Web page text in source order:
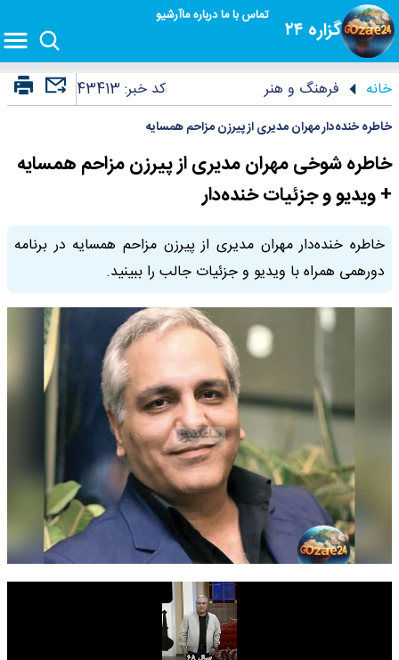
گزاره ۲۴
تماس با مادرباره ماآرشیو
خانه فرهنگ و هنر کد خبر: 43413
خاطره خنده‌دار مهران مدیری از پیرزن مزاحم همسایه
خاطره شوخی مهران مدیری از پیرزن مزاحم همسایه
+ ویدیو و جزئیات خنده‌دار
خاطره خنده‌دار مهران مدیری از پیرزن مزاحم همسایه در برنامه
دورهمی همراه با ویدیو و جزئیات جالب را ببینید.